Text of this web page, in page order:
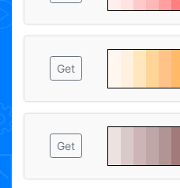
Get
Get